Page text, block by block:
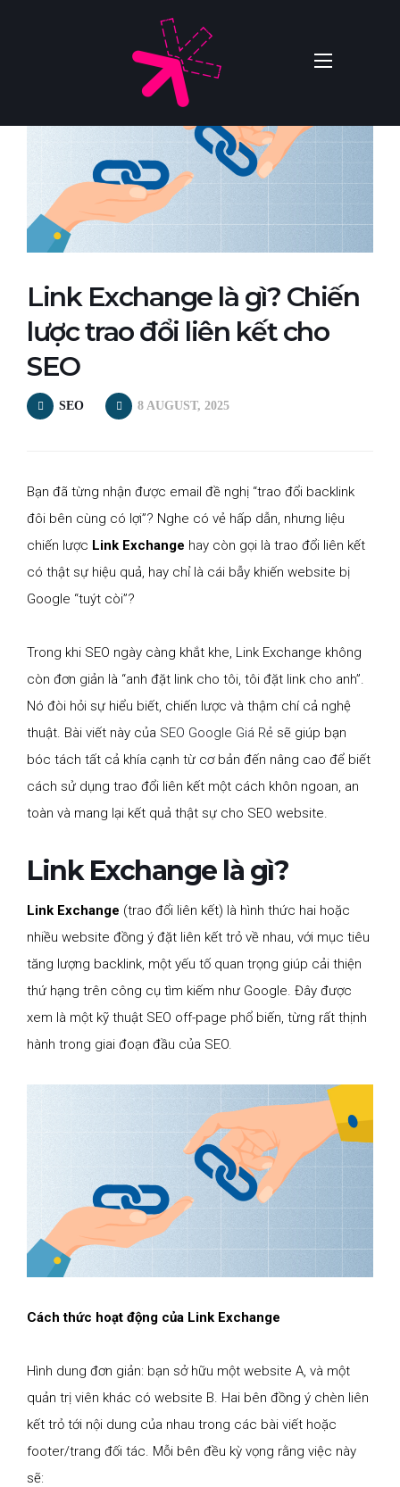
Link Exchange là gì? Chiến
lược trao đổi liên kết cho
SEO
SEO 8 AUGUST, 2025
Bạn đã từng nhận được email đề nghị “trao đổi backlink
đôi bên cùng có lợi”? Nghe có vẻ hấp dẫn, nhưng liệu
chiến lược Link Exchange hay còn gọi là trao đổi liên kết
có thật sự hiệu quả, hay chỉ là cái bẫy khiến website bị
Google “tuýt còi”?
Trong khi SEO ngày càng khắt khe, Link Exchange không
còn đơn giản là “anh đặt link cho tôi, tôi đặt link cho anh”.
Nó đòi hỏi sự hiểu biết, chiến lược và thậm chí cả nghệ
thuật. Bài viết này của SEO Google Giá Rẻ sẽ giúp bạn
bóc tách tất cả khía cạnh từ cơ bản đến nâng cao để biết
cách sử dụng trao đổi liên kết một cách khôn ngoan, an
toàn và mang lại kết quả thật sự cho SEO website.
Link Exchange là gì?
Link Exchange (trao đổi liên kết) là hình thức hai hoặc
nhiều website đồng ý đặt liên kết trỏ về nhau, với mục tiêu
tăng lượng backlink, một yếu tố quan trọng giúp cải thiện
thứ hạng trên công cụ tìm kiếm như Google. Đây được
xem là một kỹ thuật SEO off-page phổ biến, từng rất thịnh
hành trong giai đoạn đầu của SEO.
Cách thức hoạt động của Link Exchange
Hình dung đơn giản: bạn sở hữu một website A, và một
quản trị viên khác có website B. Hai bên đồng ý chèn liên
kết trỏ tới nội dung của nhau trong các bài viết hoặc
footer/trang đối tác. Mỗi bên đều kỳ vọng rằng việc này
sẽ: